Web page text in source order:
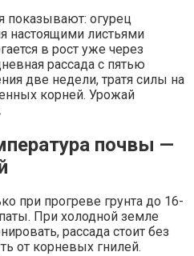
показывают: огурец
настоящими листьями
в рост уже через
рассада с пятью
две недели, тратя силы на
корней. Урожай
почвы —
при прогреве грунта до 16-
При холодной земле
рассада стоит без
от корневых гнилей.